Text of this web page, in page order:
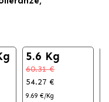
nel tuo cane.
per
esterni e
una dieta canina
5.6 Kg
60.31 €
54.27 €
9.69 €/Kg